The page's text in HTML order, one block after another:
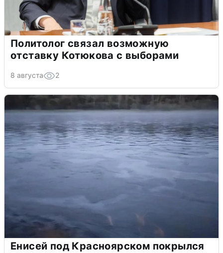
Политолог связал возможную
отставку Котюкова с выборами
8 августа 2
Енисей под Красноярском покрылся